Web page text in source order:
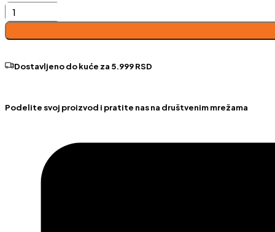
Statment
fotelja
sa
količina
Dostavljeno do kuće za 5.999 RSD
Podelite svoj proizvod i pratite nas na društvenim mrežama